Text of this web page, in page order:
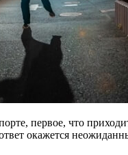
первое, что
окажется